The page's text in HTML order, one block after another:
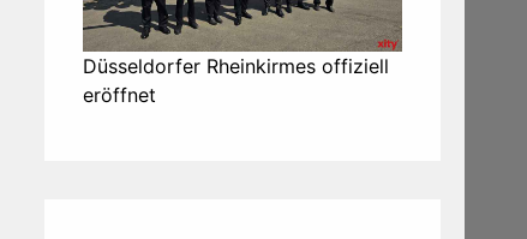
Düsseldorfer Rheinkirmes offiziell
eröffnet